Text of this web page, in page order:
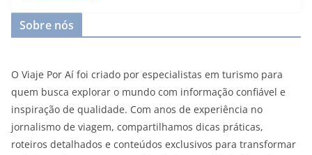
Sobre nós
O Viaje Por Aí foi criado por especialistas em turismo para
quem busca explorar o mundo com informação confiável e
inspiração de qualidade. Com anos de experiência no
jornalismo de viagem, compartilhamos dicas práticas,
roteiros detalhados e conteúdos exclusivos para transformar